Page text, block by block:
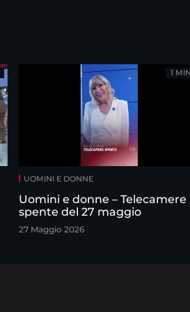
UOMINI E DONNE
Uomini e donne – Telecamere
spente del 27 maggio
27 Maggio 2026
1 MIN